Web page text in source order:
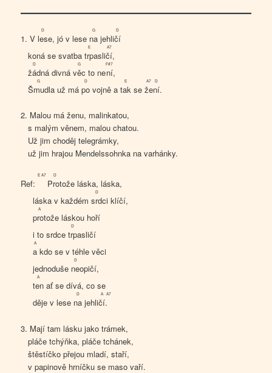
1. Vles
D
e, jó v lese na
G
jehličí
D
koná se svatbatrp
E
asličí
A7
,
žád
D
ná divnávěc
G
to není
F#7
,
Šmud
G
la už mápo
D
vojně atak
E
seže
A7
ní
D
.
2. Malou má ženu, malinkatou,
s malým věnem, malou chatou.
Už jim choděj telegrámky,
už jim hrajou Mendelssohnka na varhánky.
Ref:
E A7
Prot
D
ože láska, láska,
láska v každémsrd
D
ci klíčí,
prot
A
ože láskou hoří
i to srdcetrp
D
asličí
a
A
kdo se v téhle věci
jednoduše ne
D
opičí,
ten
A
ať se dívá, co se
děje v lese na
D
jehličí
A
.
A7
3. Mají tam lásku jako trámek,
pláče tchýňka, pláče tchánek,
štěstíčko přejou mladí, staří,
v papinově hrníčku se maso vaří.